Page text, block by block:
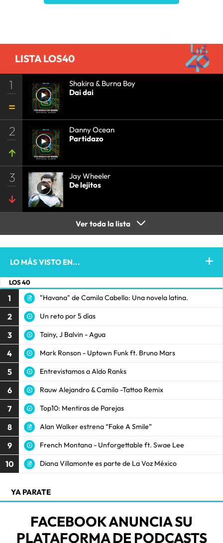
LISTA LOS40
1
Shakira & Burna Boy
Dai dai
2
Danny Ocean
Partidazo
3
Jay Wheeler
De lejitos
Ver toda la lista
LO MÁS VISTO EN...
LOS 40
1 "Havana" de Camila Cabello: Una novela latina.
2 Un reto por 5 días
3 Tainy, J Balvin - Agua
4 Mark Ronson - Uptown Funk ft. Bruno Mars
5 Entrevistamos a Aldo Ranks
6 Rauw Alejandro & Camilo -Tattoo Remix
7 Top10: Mentiras de Parejas
8 Alan Walker estrena “Fake A Smile”
9 French Montana - Unforgettable ft. Swae Lee
10 Diana Villamonte es parte de La Voz México
YA PARATE
FACEBOOK ANUNCIA SU
PLATAFORMA DE PODCASTS